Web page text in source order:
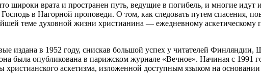
широки врата и пространен путь, ведущие в погибель, и многие
в Нагорной проповеди. О том, как следовать путем спасения,
теме духовной жизни христианина — ежедневному аскетическому
издана в 1952 году, снискав большой успех у читателей
была опубликована в парижском журнале «Вечное». Начиная с
христианского аскетизма, изложенной доступным языком на